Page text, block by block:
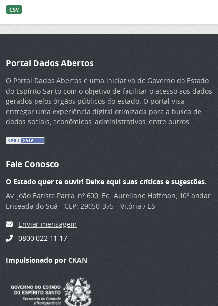
CSV
Portal Dados Abertos
O Portal Dados Abertos é uma iniciativa do Governo do Estado
do Espírito Santo com o objetivo de facilitar o acesso aos dados
gerados pelos órgãos públicos do estado. O portal visa
entregar uma experiência digital otimizada para a busca de
dados sociais, econômicos, administrativos, entre outros.
Fale Conosco
O Estado quer te ouvir! Deixe aqui suas críticas e sugestões.
Av. João Batista Parra, nº 600, Ed. Aureliano Hoffman, 10º andar
Enseada do Suá - CEP: 29050-375 - Vitória / ES
Enviar mensagem
0800 022 11 17
Impulsionado por CKAN